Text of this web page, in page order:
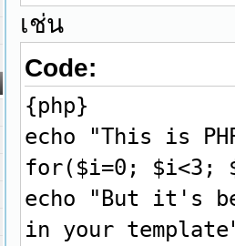
เช่น
Code:
{php}
echo "This is
for($i=0; $i<3;
echo "But it's
in your